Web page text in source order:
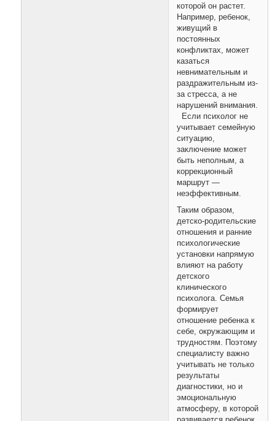
которой он растет.
Например, ребенок,
живущий в
постоянных
конфликтах, может
казаться
невнимательным и
раздражительным из-
за стресса, а не
нарушений внимания.
Если психолог не
учитывает семейную
ситуацию,
заключение может
быть неполным, а
коррекционный
маршрут —
неэффективным.
Таким образом,
детско-родительские
отношения и ранние
психологические
установки напрямую
влияют на работу
детского
клинического
психолога. Семья
формирует
отношение ребенка к
себе, окружающим и
трудностям. Поэтому
специалисту важно
учитывать не только
результаты
диагностики, но и
эмоциональную
атмосферу, в которой